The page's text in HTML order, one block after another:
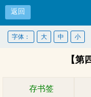
返回
字体： 大 中 小
【第
存书签